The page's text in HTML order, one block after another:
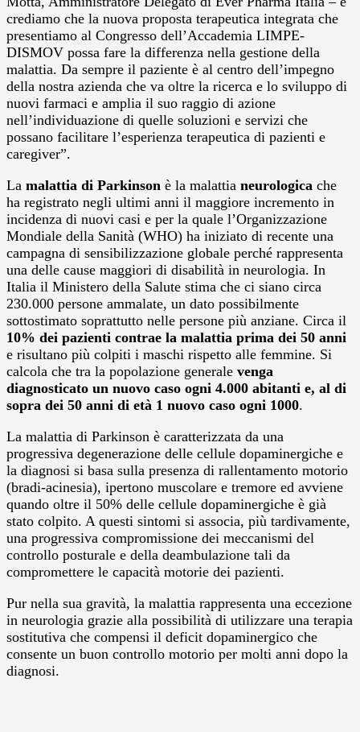
crediamo che la nuova proposta terapeutica integrata che
presentiamo al Congresso dell’Accademia LIMPE-
DISMOV possa fare la differenza nella gestione della
malattia. Da sempre il paziente è al centro dell’impegno
della nostra azienda che va oltre la ricerca e lo sviluppo di
nuovi farmaci e amplia il suo raggio di azione
nell’individuazione di quelle soluzioni e servizi che
possano facilitare l’esperienza terapeutica di pazienti e
caregiver”.
La malattia di Parkinson è la malattia neurologica che
ha registrato negli ultimi anni il maggiore incremento in
incidenza di nuovi casi e per la quale l’Organizzazione
Mondiale della Sanità (WHO) ha iniziato di recente una
campagna di sensibilizzazione globale perché rappresenta
una delle cause maggiori di disabilità in neurologia. In
Italia il Ministero della Salute stima che ci siano circa
230.000 persone ammalate, un dato possibilmente
sottostimato soprattutto nelle persone più anziane. Circa il
10% dei pazienti contrae la malattia prima dei 50 anni
e risultano più colpiti i maschi rispetto alle femmine. Si
calcola che tra la popolazione generale venga
diagnosticato un nuovo caso ogni 4.000 abitanti e, al di
sopra dei 50 anni di età 1 nuovo caso ogni 1000.
La malattia di Parkinson è caratterizzata da una
progressiva degenerazione delle cellule dopaminergiche e
la diagnosi si basa sulla presenza di rallentamento motorio
(bradi-acinesia), ipertono muscolare e tremore ed avviene
quando oltre il 50% delle cellule dopaminergiche è già
stato colpito. A questi sintomi si associa, più tardivamente,
una progressiva compromissione dei meccanismi del
controllo posturale e della deambulazione tali da
compromettere le capacità motorie dei pazienti.
Pur nella sua gravità, la malattia rappresenta una eccezione
in neurologia grazie alla possibilità di utilizzare una terapia
sostitutiva che compensi il deficit dopaminergico che
consente un buon controllo motorio per molti anni dopo la
diagnosi.